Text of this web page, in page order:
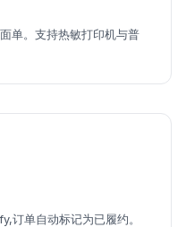
单。支持热敏打印机与普
订单自动标记为已履约。